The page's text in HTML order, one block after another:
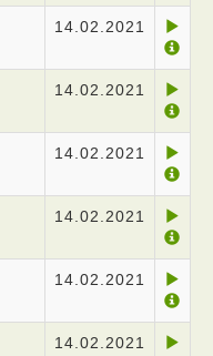
14.02.2021
14.02.2021
14.02.2021
14.02.2021
14.02.2021
14.02.2021